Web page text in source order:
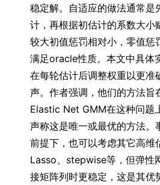
稳定解。自适应的做法通常是
计，再根据初估计的系数大小
较大初值惩罚相对小，零值惩
满足oracle性质。本文中具体
在每轮估计后调整权重以更准
声。作者强调，他们的方法
Elastic Net GMM在这种问题
声称这是唯一或最优的方法。
前提下，也可以考虑其它高
Lasso、stepwise等，但弹性
接矩阵列时更稳定，这是其优